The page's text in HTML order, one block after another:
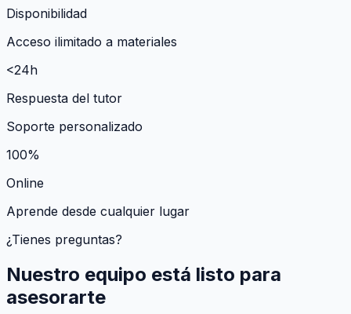
Disponibilidad
Acceso ilimitado a materiales
<24h
Respuesta del tutor
Soporte personalizado
100%
Online
Aprende desde cualquier lugar
¿Tienes preguntas?
Nuestro equipo está listo para
asesorarte